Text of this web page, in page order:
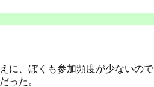
に、ぼくも参加頻度が少ないので
った。